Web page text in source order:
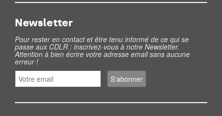
Newsletter
Pour rester en contact et être tenu informé de ce qui se
passe aux CDLR : inscrivez-vous à notre Newsletter.
Attention à bien écrire votre adresse email sans aucune
erreur !